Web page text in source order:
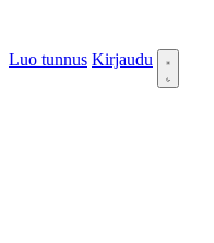
Luo tunnus Kirjaudu